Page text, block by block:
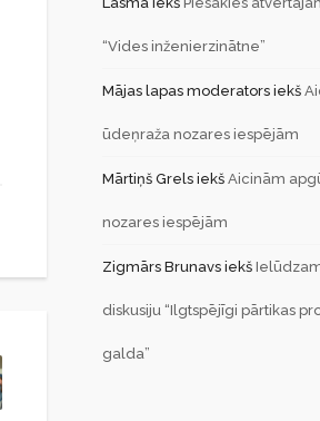
“Vides inženierzinātne”
Mājas lapas moderators iekš
ūdeņraža nozares iespējām
Mārtiņš Grels iekš Aicinām
nozares iespējām
Zigmārs Brunavs iekš
diskusiju “Ilgtspējīgi pārtikas
galda”